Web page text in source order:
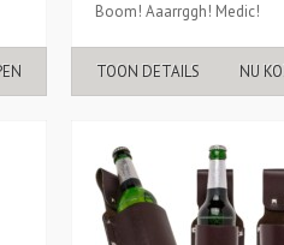
Boom! Aaarrggh! Medic!
TOON DETAILS NU